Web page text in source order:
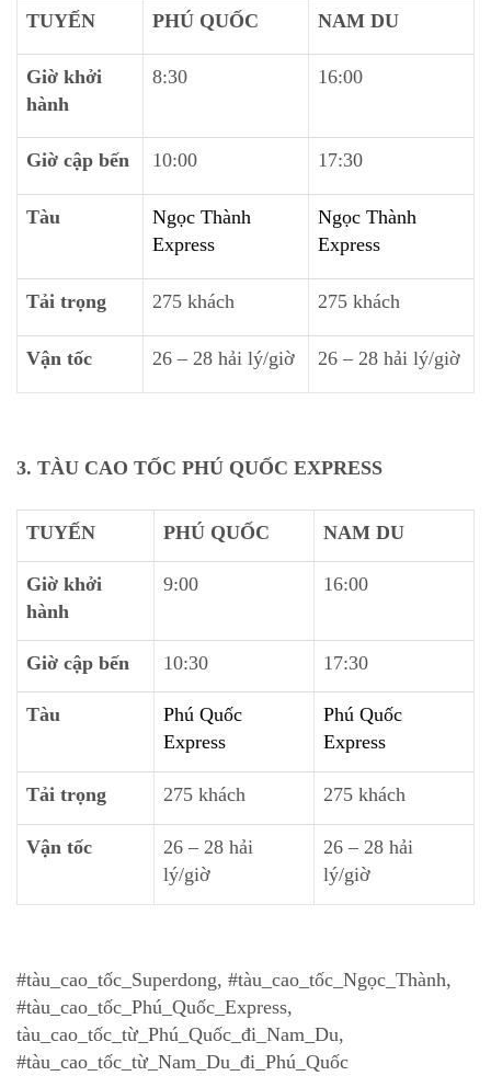
TUYẾN PHÚ QUỐC NAM DU
Giờ khởi
hành
8:30 16:00
Giờ cập bến 10:00 17:30
Tàu
Ngọc Thành
Express
Ngọc Thành
Express
Tải trọng 275 khách 275 khách
Vận tốc 26 – 28 hải lý/giờ 26 – 28 hải lý/giờ
3. TÀU CAO TỐC PHÚ QUỐC EXPRESS
TUYẾN PHÚ QUỐC NAM DU
Giờ khởi
hành
9:00 16:00
Giờ cập bến 10:30 17:30
Tàu
Phú Quốc
Express
Phú Quốc
Express
Tải trọng 275 khách 275 khách
Vận tốc
26 – 28 hải
lý/giờ
26 – 28 hải
lý/giờ
#tàu_cao_tốc_Superdong, #tàu_cao_tốc_Ngọc_Thành,
#tàu_cao_tốc_Phú_Quốc_Express,
tàu_cao_tốc_từ_Phú_Quốc_đi_Nam_Du,
#tàu_cao_tốc_từ_Nam_Du_đi_Phú_Quốc